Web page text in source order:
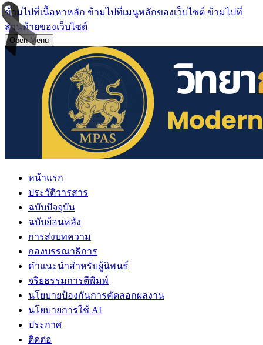
ข้ามไปที่เนื้อหาหลัก ข้ามไปที่เมนูหลักของเว็บไซต์ ข้ามไปที่
ส่วนท้ายของเว็บไซต์
Open Menu
หน้าแรก
ประวัติวารสาร
ฉบับปัจจุบัน
ฉบับย้อนหลัง
การส่งบทความ
กองบรรณาธิการ
คำแนะนำสำหรับผู้นิพนธ์
จริยธรรมการตีพิมพ์
นโยบายป้องกันการคัดลอกผลงาน
นโยบายการใช้ AI
ประกาศ
ติดต่อ